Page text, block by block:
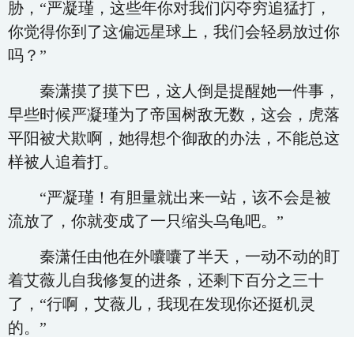
胁，“严凝瑾，这些年你对我们闪夺穷追猛打，
你觉得你到了这偏远星球上，我们会轻易放过你
吗？”
秦潇摸了摸下巴，这人倒是提醒她一件事，
早些时候严凝瑾为了帝国树敌无数，这会，虎落
平阳被犬欺啊，她得想个御敌的办法，不能总这
样被人追着打。
“严凝瑾！有胆量就出来一站，该不会是被
流放了，你就变成了一只缩头乌龟吧。”
秦潇任由他在外囔囔了半天，一动不动的盯
着艾薇儿自我修复的进条，还剩下百分之三十
了，“行啊，艾薇儿，我现在发现你还挺机灵
的。”